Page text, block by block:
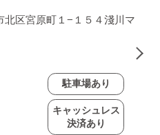
北区宮原町１−１５４淺川マ
駐車場あり
キャッシュレス
決済あり